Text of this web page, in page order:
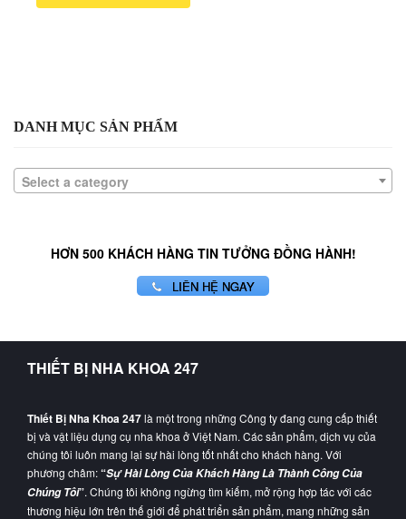
DANH MỤC SẢN PHẨM
Select a category
HƠN 500 KHÁCH HÀNG TIN TƯỞNG ĐỒNG HÀNH!
LIÊN HỆ NGAY
THIẾT BỊ NHA KHOA 247
Thiết Bị Nha Khoa 247là một trong những Công ty đang cung cấp thiết
bị và vật liệu dụng cụ nha khoa ở Việt Nam. Các sản phẩm, dịch vụ của
chúng tôi luôn mang lại sự hài lòng tốt nhất cho khách hàng. Với
phương châm:“Sự Hài Lòng Của Khách Hàng Là Thành Công Của
Chúng Tôi”. Chúng tôi không ngừng tìm kiếm, mở rộng hợp tác với các
thương hiệu lớn trên thế giới để phát triển sản phẩm, mang những sản